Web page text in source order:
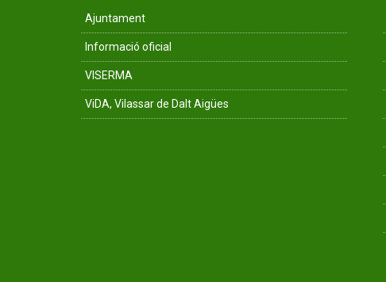
Ajuntament
Informació oficial
VISERMA
ViDA, Vilassar de Dalt Aigües